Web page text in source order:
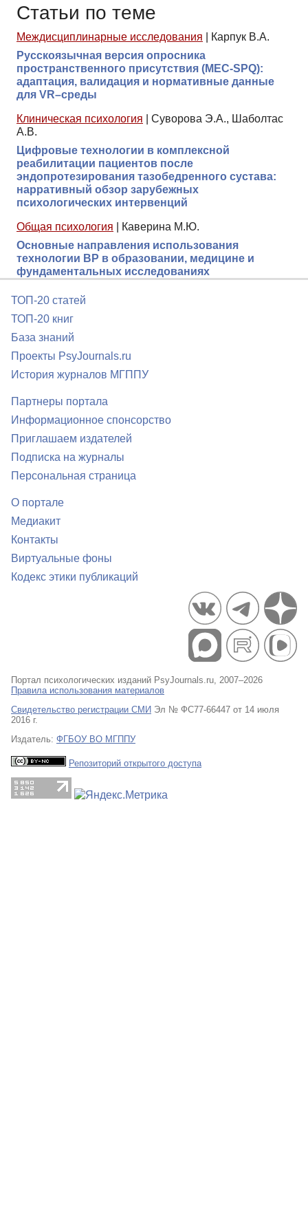
Статьи по теме
Междисциплинарные исследования
Карпук В.А.
Русскоязычная версия опросника
пространственного присутствия (MEC-SPQ):
адаптация, валидация и нормативные данные
для VR–среды
Клиническая психология
Суворова Э.А., Шаболтас
А.В.
Цифровые технологии в комплексной
реабилитации пациентов после
эндопротезирования тазобедренного сустава:
нарративный обзор зарубежных
психологических интервенций
Общая психология
Каверина М.Ю.
Основные направления использования
технологии ВР в образовании, медицине и
фундаментальных исследованиях
ТОП-20 статей
ТОП-20 книг
База знаний
Проекты PsyJournals.ru
История журналов МГППУ
Партнеры портала
Информационное спонсорство
Приглашаем издателей
Подписка на журналы
Персональная страница
О портале
Медиакит
Контакты
Виртуальные фоны
Кодекс этики публикаций
Портал психологических изданий PsyJournals.ru, 2007–2026
Правила использования материалов
Свидетельство регистрации СМИ Эл № ФС77-66447 от 14 июля
2016 г.
Издатель: ФГБОУ ВО МГППУ
Репозиторий открытого доступа